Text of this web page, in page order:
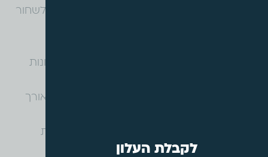
• כבדי ראייה – ביטול צבעים והפיכת הצבעים לשחור
• הפסקת הבהובים – כפתורים מהבהבים, תמונות
• פונט קריא – מחליף את הפונט לפונט אחיד לאורך
• הדגשת קישורים – מדגיש בעזרת קו סימון את
הקישורים באתר.לקבלת העלון